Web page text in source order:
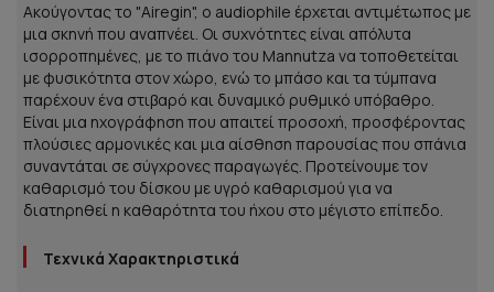
Ακούγοντας το "Airegin", ο audiophile έρχεται αντιμέτωπος με
μια σκηνή που αναπνέει. Οι συχνότητες είναι απόλυτα
ισορροπημένες, με το πιάνο του Mannutza να τοποθετείται
με φυσικότητα στον χώρο, ενώ το μπάσο και τα τύμπανα
παρέχουν ένα στιβαρό και δυναμικό ρυθμικό υπόβαθρο.
Είναι μια ηχογράφηση που απαιτεί προσοχή, προσφέροντας
πλούσιες αρμονικές και μια αίσθηση παρουσίας που σπάνια
συναντάται σε σύγχρονες παραγωγές. Προτείνουμε τον
καθαρισμό του δίσκου με υγρό καθαρισμού για να
διατηρηθεί η καθαρότητα του ήχου στο μέγιστο επίπεδο.
Τεχνικά Χαρακτηριστικά